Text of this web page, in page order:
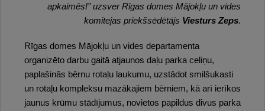
apkaimēs!” uzsver Rīgas domes Mājokļu un vides
komitejas priekšsēdētājs Viesturs Zeps.
Rīgas domes Mājokļu un vides departamenta
organizēto darbu gaitā atjaunos daļu parka celiņu,
paplašinās bērnu rotaļu laukumu, uzstādot smilšukasti
un rotaļu kompleksu mazākajiem bērniem, kā arī ierīkos
jaunus krūmu stādījumus, novietos papildus divus parka